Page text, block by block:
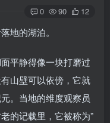
0 90 12
地的湖泊。
平静得像一块打磨过
山壁可以依傍，它就
。当地的维度观察员
的记载里，它被称为”